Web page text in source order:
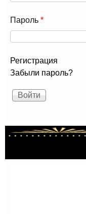
Пароль *
Регистрация
Забыли пароль?